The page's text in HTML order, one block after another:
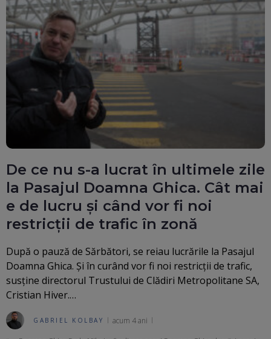
De ce nu s-a lucrat în ultimele zile
la Pasajul Doamna Ghica. Cât mai
e de lucru și când vor fi noi
restricții de trafic în zonă
După o pauză de Sărbători, se reiau lucrările la Pasajul
Doamna Ghica. Și în curând vor fi noi restricții de trafic,
susține directorul Trustului de Clădiri Metropolitane SA,
Cristian Hiver.…
GABRIEL KOLBAY acum 4 ani